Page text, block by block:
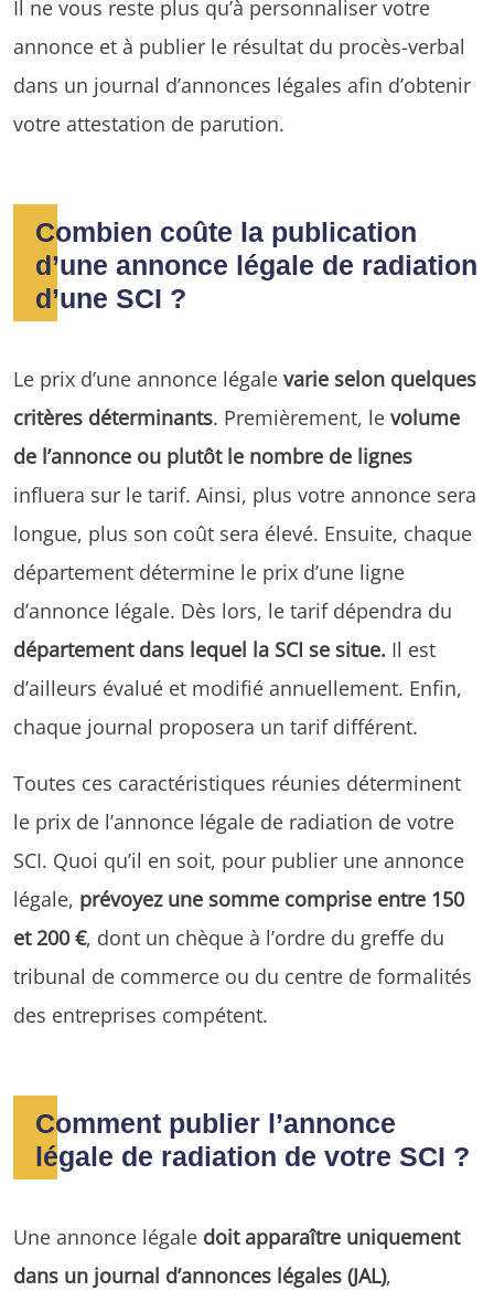
Il ne vous reste plus qu’à personnaliser votre
annonce et à publier le résultat du procès-verbal
dans un journal d’annonces légales afin d’obtenir
votre attestation de parution.
Combien coûte la publication
d’une annonce légale de radiation
d’une SCI ?
Le prix d’une annonce légale varie selon quelques
critères déterminants. Premièrement, le volume
de l’annonce ou plutôt le nombre de lignes
influera sur le tarif. Ainsi, plus votre annonce sera
longue, plus son coût sera élevé. Ensuite, chaque
département détermine le prix d’une ligne
d’annonce légale. Dès lors, le tarif dépendra du
département dans lequel la SCI se situe. Il est
d’ailleurs évalué et modifié annuellement. Enfin,
chaque journal proposera un tarif différent.
Toutes ces caractéristiques réunies déterminent
le prix de l’annonce légale de radiation de votre
SCI. Quoi qu’il en soit, pour publier une annonce
légale, prévoyez une somme comprise entre 150
et 200 €, dont un chèque à l’ordre du greffe du
tribunal de commerce ou du centre de formalités
des entreprises compétent.
Comment publier l’annonce
légale de radiation de votre SCI ?
Une annonce légale doit apparaître uniquement
dans un journal d’annonces légales (JAL),